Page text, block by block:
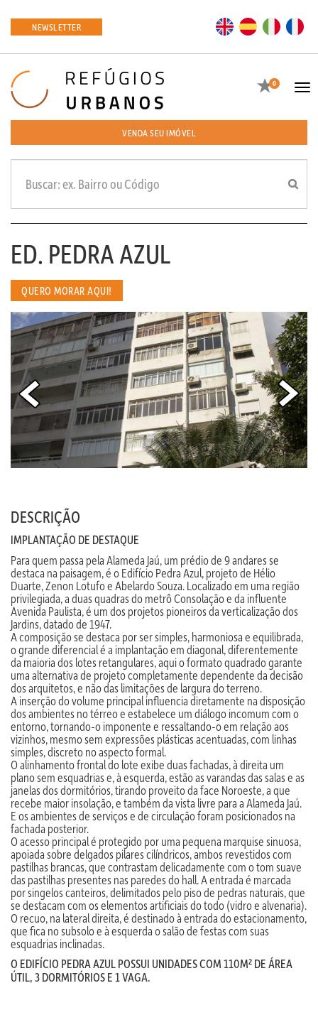
NEWSLETTER EN ES
Favoritos
0
VENDA SEU IMÓVEL
ED. PEDRA AZUL
QUERO MORAR AQUI!
DESCRIÇÃO
IMPLANTAÇÃO DE DESTAQUE
Para quem passa pela Alameda Jaú, um prédio de 9 andares se
destaca na paisagem, é o Edifício Pedra Azul, projeto de Hélio
Duarte, Zenon Lotufo e Abelardo Souza. Localizado em uma região
privilegiada, a duas quadras do metrô Consolação e da influente
Avenida Paulista, é um dos projetos pioneiros da verticalização dos
Jardins, datado de 1947.
A composição se destaca por ser simples, harmoniosa e equilibrada,
o grande diferencial é a implantação em diagonal, diferentemente
da maioria dos lotes retangulares, aqui o formato quadrado garante
uma alternativa de projeto completamente dependente da decisão
dos arquitetos, e não das limitações de largura do terreno.
A inserção do volume principal influencia diretamente na disposição
dos ambientes no térreo e estabelece um diálogo incomum com o
entorno, tornando-o imponente e ressaltando-o em relação aos
vizinhos, mesmo sem expressões plásticas acentuadas, com linhas
simples, discreto no aspecto formal.
O alinhamento frontal do lote exibe duas fachadas, à direita um
plano sem esquadrias e, à esquerda, estão as varandas das salas e as
janelas dos dormitórios, tirando proveito da face Noroeste, a que
recebe maior insolação, e também da vista livre para a Alameda Jaú.
E os ambientes de serviços e de circulação foram posicionados na
fachada posterior.
O acesso principal é protegido por uma pequena marquise sinuosa,
apoiada sobre delgados pilares cilíndricos, ambos revestidos com
pastilhas brancas, que contrastam delicadamente com o tom suave
das pastilhas presentes nas paredes do hall. A entrada é marcada
por singelos canteiros, delimitados pelo piso de pedras naturais, que
se destacam com os elementos artificiais do todo (vidro e alvenaria).
O recuo, na lateral direita, é destinado à entrada do estacionamento,
que fica no subsolo e à esquerda o salão de festas com suas
esquadrias inclinadas.
O EDIFÍCIO PEDRA AZUL POSSUI UNIDADES COM 110M² DE ÁREA
ÚTIL, 3 DORMITÓRIOS E 1 VAGA.